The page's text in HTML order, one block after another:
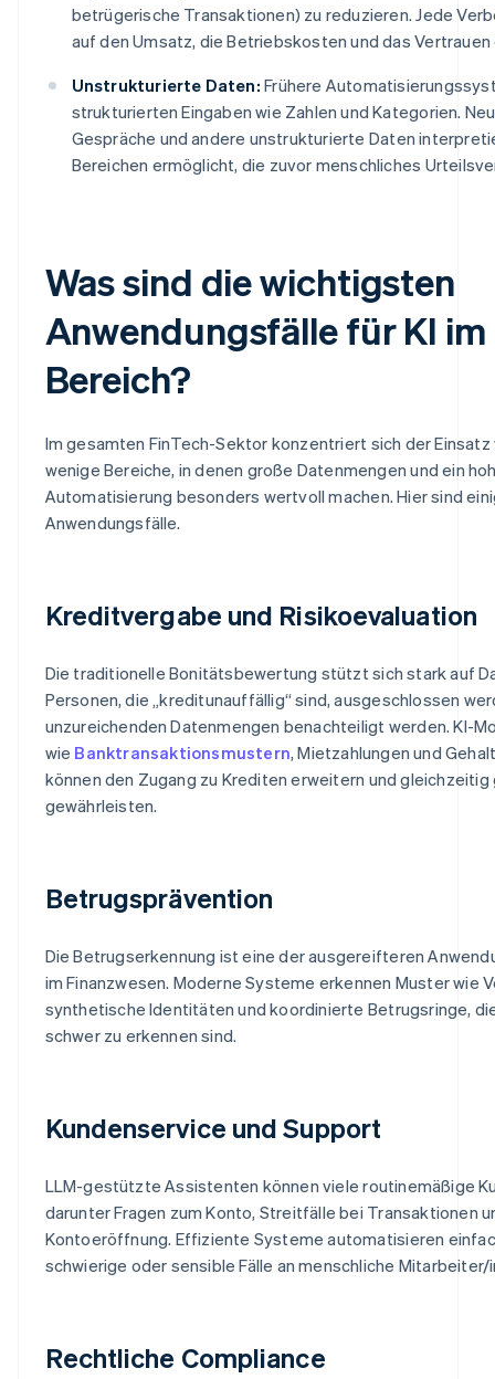
betrügerische Transaktionen) zu reduzieren. Jede
auf den Umsatz, die Betriebskosten und das
Unstrukturierte Daten: Frühere
strukturierten Eingaben wie Zahlen und Kategorien.
Gespräche und andere unstrukturierte Daten
Bereichen ermöglicht, die zuvor menschliches
Was sind die wichtigsten
Anwendungsfälle für KI im
Bereich?
Im gesamten FinTech-Sektor konzentriert sich der
wenige Bereiche, in denen große Datenmengen und ein
Automatisierung besonders wertvoll machen. Hier sind
Anwendungsfälle.
Kreditvergabe und Risikoevaluation
Die traditionelle Bonitätsbewertung stützt sich stark auf
Personen, die „kreditunauffällig“ sind, ausgeschlossen
unzureichenden Datenmengen benachteiligt werden. KI-
wie Banktransaktionsmustern, Mietzahlungen und
können den Zugang zu Krediten erweitern und
gewährleisten.
Betrugsprävention
Die Betrugserkennung ist eine der ausgereifteren
im Finanzwesen. Moderne Systeme erkennen Muster wie
synthetische Identitäten und koordinierte Betrugsringe,
schwer zu erkennen sind.
Kundenservice und Support
LLM-gestützte Assistenten können viele routinemäßige
darunter Fragen zum Konto, Streitfälle bei Transaktionen
Kontoeröffnung. Effiziente Systeme automatisieren
schwierige oder sensible Fälle an menschliche Mitarbeiter/
Rechtliche Compliance